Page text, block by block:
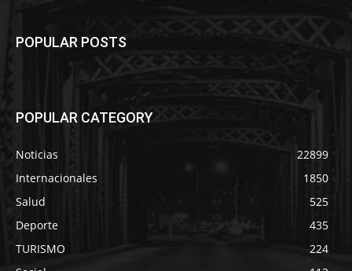
POPULAR POSTS
POPULAR CATEGORY
Noticias
22899
Internacionales
1850
Salud
525
Deporte
435
TURISMO
224